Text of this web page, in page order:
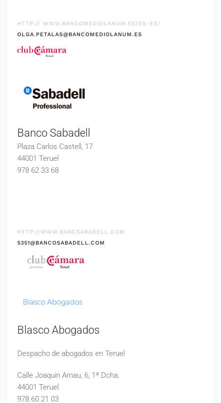
HTTP:// WWW.BANCOMEDIOLANUM.ES/ES-ES/
OLGA.PETALAS@BANCOMEDIOLANUM.ES
Banco Sabadell
Plaza Carlos Castell, 17
44001 Teruel
978 62 33 68
HTTP://WWW.BANCSABADELL.COM
5351@BANCOSABADELL.COM
Blasco Abogados
Despacho de abogados en Teruel
Calle Joaquín Arnau, 6, 1ª Dcha.
44001 Teruel
978 60 21 03